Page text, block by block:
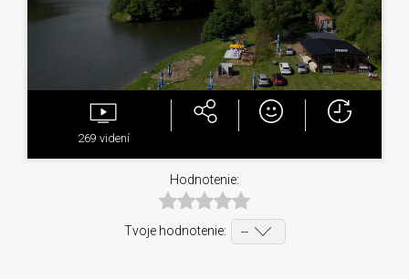
Video
269videní
Hodnotenie:
Tvoje hodnotenie: